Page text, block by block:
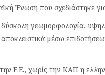
Ένωση που σχεδιάστηκε
δύσκολη γεωμορφολογία,
μέσω
Ε.Ε., χωρίς την ΚΑΠ η